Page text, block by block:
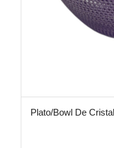
Plato/Bowl De